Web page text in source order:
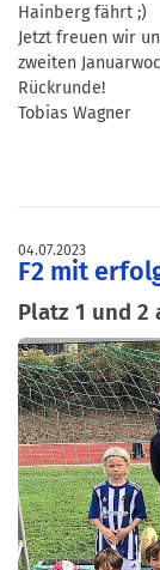
Hainberg fährt ;)
Jetzt freuen wir
zweiten
Rückrunde!
Tobias Wagner
04.07.2023
F2 mit
Platz 1 und 2